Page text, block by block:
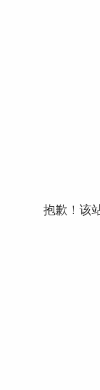
抱歉！该